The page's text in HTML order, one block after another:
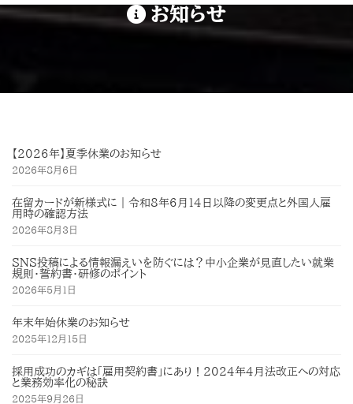
お知らせ
【2026年】夏季休業のお知らせ
2026年8月6日
在留カードが新様式に｜令和8年6月14日以降の変更点と外国人雇
用時の確認方法
2026年8月3日
SNS投稿による情報漏えいを防ぐには？中小企業が見直したい就業
規則・誓約書・研修のポイント
2026年5月1日
年末年始休業のお知らせ
2025年12月15日
採用成功のカギは「雇用契約書」にあり！2024年4月法改正への対応
と業務効率化の秘訣
2025年9月26日